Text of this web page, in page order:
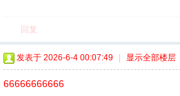
回复
发表于 2026-6-4 00:07:49 显示全部楼层
66666666666